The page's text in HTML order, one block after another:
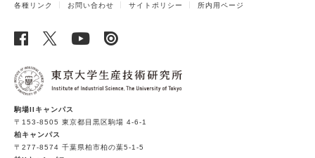
各種リンク お問い合わせ サイトポリシー 所内用ページ
駒場IIキャンパス
〒153-8505 東京都目黒区駒場 4-6-1
柏キャンパス
〒277-8574 千葉県柏市柏の葉5-1-5